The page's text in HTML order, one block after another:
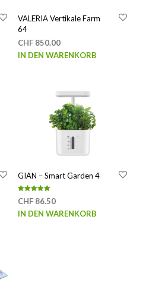
VALERIA Vertikale Farm
64
CHF850.00
IN DEN WARENKORB
GIAN – Smart Garden 4
5.00
CHF86.50
IN DEN WARENKORB